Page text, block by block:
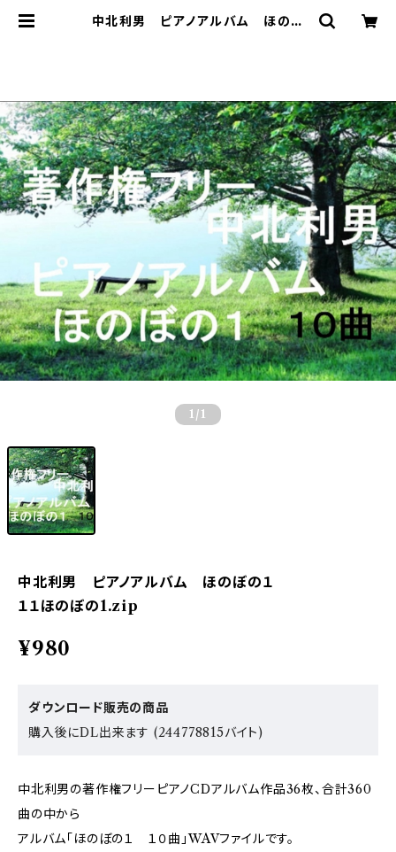
中北利男 ピアノアルバム ほのぼ
1 /1
中北利男 ピアノアルバム ほのぼの１
１１ほのぼの1.zip
¥980
ダウンロード販売の商品
購入後にDL出来ます (244778815バイト)
中北利男の著作権フリーピアノCDアルバム作品36枚、合計360
曲の中から
アルバム「ほのぼの１ １０曲」WAVファイルです。